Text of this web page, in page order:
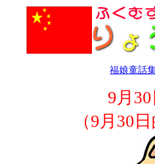
福娘童話
9月
（9月30